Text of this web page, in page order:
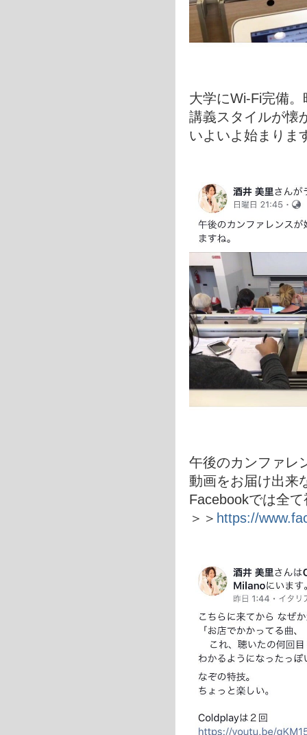
大学にWi-Fi完備
講義スタイルが懐
いよいよ始まりま
午後のカンファレ
動画をお届け出来
Facebookでは全
＞＞ https://